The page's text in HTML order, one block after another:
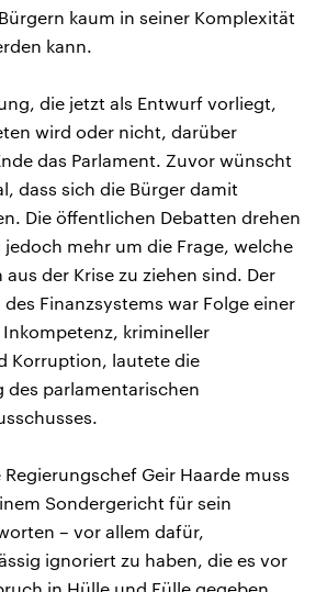
kaum in seiner Komplexität
kann.
die jetzt als Entwurf vorliegt,
wird oder nicht, darüber
das Parlament. Zuvor wünscht
dass sich die Bürger damit
Die öffentlichen Debatten drehen
mehr um die Frage, welche
der Krise zu ziehen sind. Der
Finanzsystems war Folge einer
krimineller
Korruption, lautete die
des parlamentarischen
Geir Haarde muss
Sondergericht für sein
– vor allem dafür,
ignoriert zu haben, die es vor